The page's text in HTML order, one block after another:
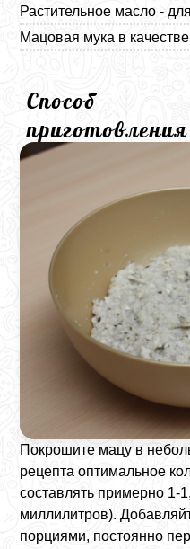
Растительное масло -
Мацовая мука в
Способ
приготовления
Покрошите мацу в
рецепта оптимальное
составлять примерно 1-
миллилитров).
порциями, постоянно